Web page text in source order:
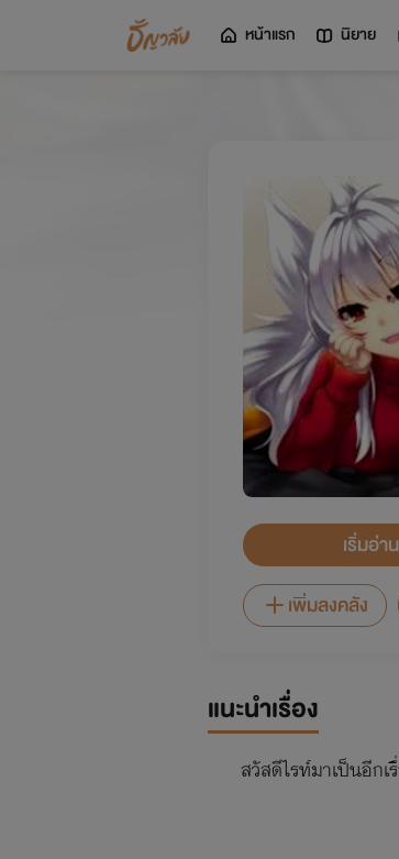
หน้าแรก นิยาย
เริ่มอ่
เพิ่มลงคลัง
แนะนำเรื่อง
สวัสดีไรท์มาเป็นอีกเ